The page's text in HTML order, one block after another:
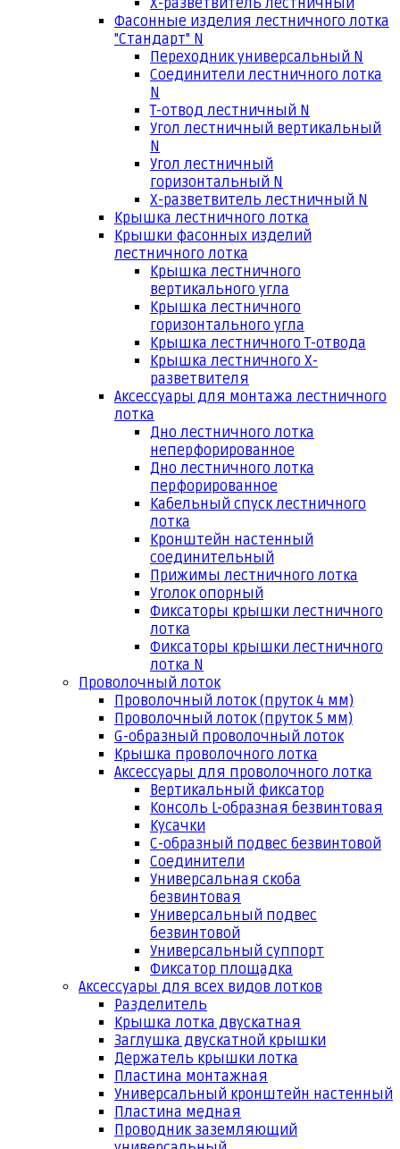
Х-разветвитель лестничный
Фасонные изделия лестничного лотка
"Стандарт" N
Переходник универсальный N
Соединители лестничного лотка
N
Т-отвод лестничный N
Угол лестничный вертикальный
N
Угол лестничный
горизонтальный N
Х-разветвитель лестничный N
Крышка лестничного лотка
Крышки фасонных изделий
лестничного лотка
Крышка лестничного
вертикального угла
Крышка лестничного
горизонтального угла
Крышка лестничного Т-отвода
Крышка лестничного Х-
разветвителя
Аксессуары для монтажа лестничного
лотка
Дно лестничного лотка
неперфорированное
Дно лестничного лотка
перфорированное
Кабельный спуск лестничного
лотка
Кронштейн настенный
соединительный
Прижимы лестничного лотка
Уголок опорный
Фиксаторы крышки лестничного
лотка
Фиксаторы крышки лестничного
лотка N
Проволочный лоток
Проволочный лоток (пруток 4 мм)
Проволочный лоток (пруток 5 мм)
G-образный проволочный лоток
Крышка проволочного лотка
Аксессуары для проволочного лотка
Вертикальный фиксатор
Консоль L-образная безвинтовая
Кусачки
С-образный подвес безвинтовой
Соединители
Универсальная скоба
безвинтовая
Универсальный подвес
безвинтовой
Универсальный суппорт
Фиксатор площадка
Аксессуары для всех видов лотков
Разделитель
Крышка лотка двускатная
Заглушка двускатной крышки
Держатель крышки лотка
Пластина монтажная
Универсальный кронштейн настенный
Пластина медная
Проводник заземляющий